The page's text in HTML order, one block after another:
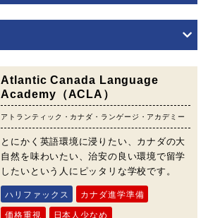
Atlantic Canada Language
Academy（ACLA）
アトランティック・カナダ・ランゲージ・アカデミー
とにかく英語環境に浸りたい、カナダの大
自然を味わいたい、治安の良い環境で留学
したいという人にピッタリな学校です。
ハリファックス カナダ進学準備
価格重視 日本人少なめ